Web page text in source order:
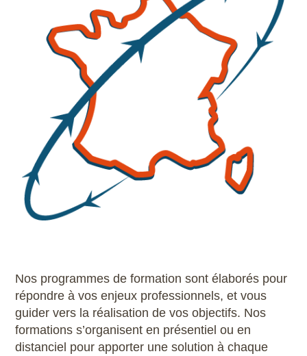
Nos programmes de formation sont élaborés pour
répondre à vos enjeux professionnels, et vous
guider vers la réalisation de vos objectifs. Nos
formations s’organisent en présentiel ou en
distanciel pour apporter une solution à chaque